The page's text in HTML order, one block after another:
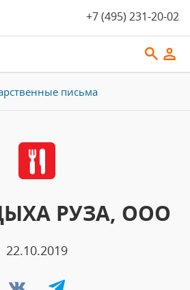
+7 (495) 231-20-02
письма
РУЗА, ООО
22.10.2019